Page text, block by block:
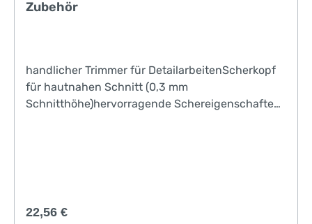
Zubehör
handlicher Trimmer für DetailarbeitenScherkopf
für hautnahen Schnitt (0,3 mm
Schnitthöhe)hervorragende Schereigenschaften
Regulärer Preis:
22,56 €